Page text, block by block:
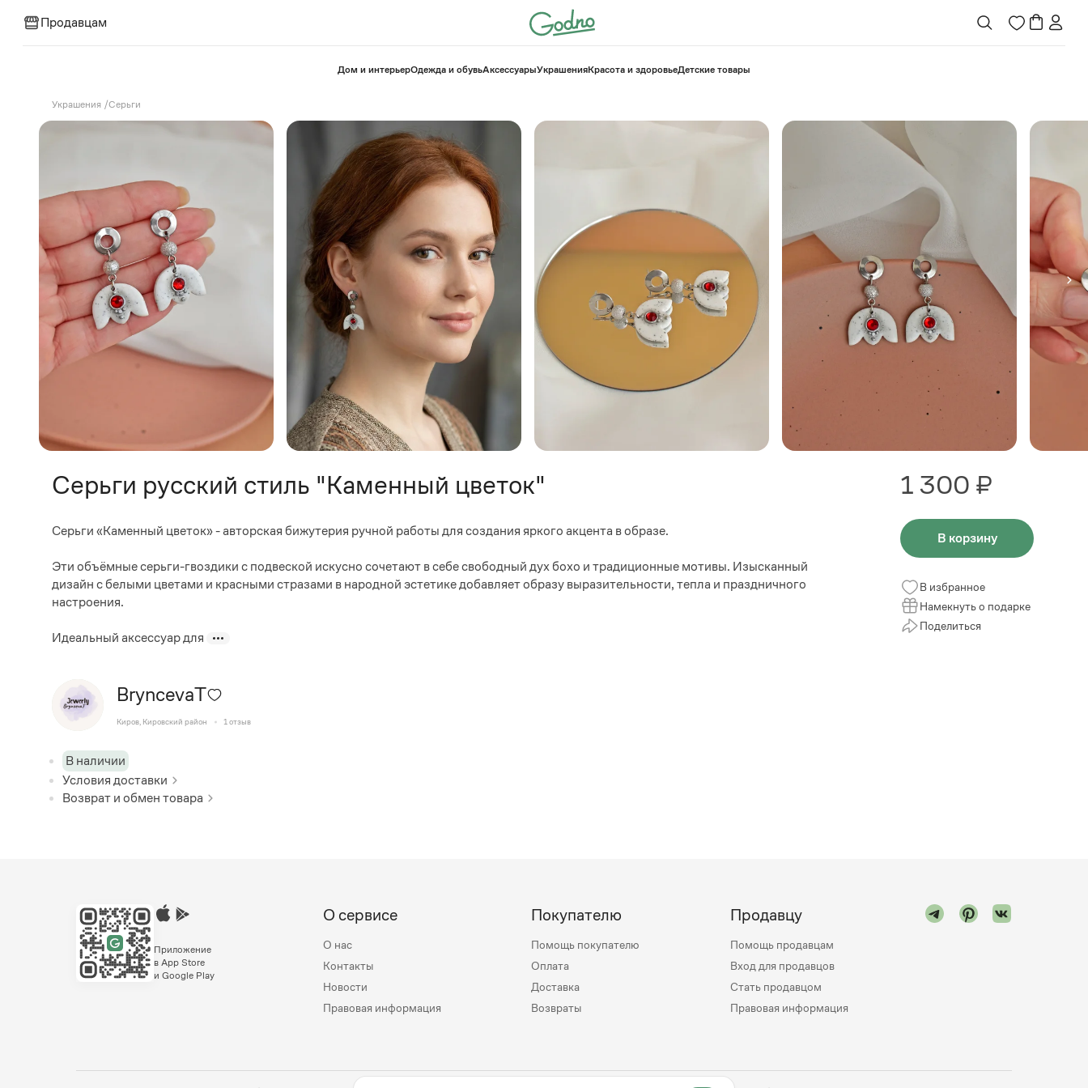
Продавцам
⁠Дом и интерьерОдежда и обувьАксессуарыУкрашенияКрасота и здоровье⁠Детские товары
Украшения /Серьги
Серьги русский стиль "Каменный цветок"
Серьги «Каменный цветок» - авторская бижутерия ручной работы для создания яркого акцента в образе.
Эти объёмные серьги-гвоздики с подвеской искусно сочетают в себе свободный дух бохо и традиционные мотивы. Изысканный
дизайн с белыми цветами и красными стразами в народной эстетике добавляет образу выразительности, тепла и праздничного
настроения.
Идеальный аксессуар для
BryncevaT
Киров, Кировский район 1 отзыв
В наличии
Условия доставки
Возврат и обмен товара
1 300 ₽
В корзину
В избранное
Намекнуть о подарке
Поделиться
Приложение
в App Store
и Google Play
О сервисе
О нас
Контакты
Новости
Правовая информация
Покупателю
Помощь покупателю
Оплата
Доставка
Возвраты
Продавцу
Помощь продавцам
Вход для продавцов
Стать продавцом
Правовая информация